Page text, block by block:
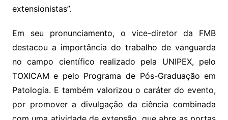
extensionistas”.
Em seu pronunciamento, o vice-diretor da FMB
destacou a importância do trabalho de vanguarda
no campo científico realizado pela UNIPEX, pelo
TOXICAM e pelo Programa de Pós-Graduação em
Patologia. E também valorizou o caráter do evento,
por promover a divulgação da ciência combinada